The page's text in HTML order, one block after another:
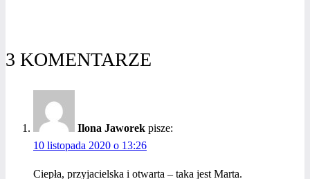
z kobietą
3 KOMENTARZE
Ilona Jaworek pisze:
10 listopada 2020 o 13:26
Ciepła, przyjacielska i otwarta – taka jest Marta.